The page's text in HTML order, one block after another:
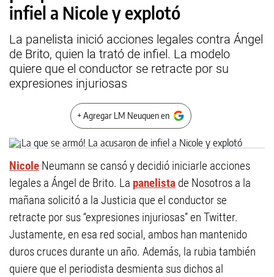
infiel a Nicole y explotó
La panelista inició acciones legales contra Ángel
de Brito, quien la trató de infiel. La modelo
quiere que el conductor se retracte por su
expresiones injuriosas
+ Agregar LM Neuquen en
Nicole Neumann se cansó y decidió iniciarle acciones
legales a Ángel de Brito. La panelista de Nosotros a la
mañana solicitó a la Justicia que el conductor se
retracte por sus “expresiones injuriosas” en Twitter.
Justamente, en esa red social, ambos han mantenido
duros cruces durante un año. Además, la rubia también
quiere que el periodista desmienta sus dichos al